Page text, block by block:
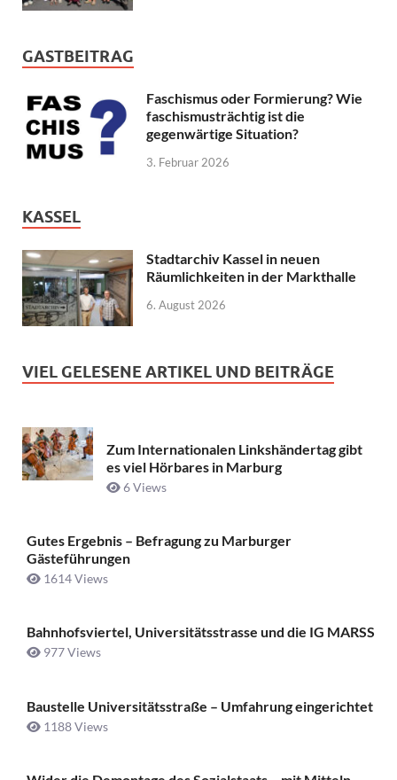
GASTBEITRAG
Faschismus oder Formierung? Wie
faschismusträchtig ist die
gegenwärtige Situation?
3. Februar 2026
KASSEL
Stadtarchiv Kassel in neuen
Räumlichkeiten in der Markthalle
6. August 2026
VIEL GELESENE ARTIKEL UND BEITRÄGE
Zum Internationalen Linkshändertag gibt
es viel Hörbares in Marburg
6 Views
Gutes Ergebnis – Befragung zu Marburger
Gästeführungen
1614 Views
Bahnhofsviertel, Universitätsstrasse und die IG MARSS
977 Views
Baustelle Universitätsstraße ­– Umfahrung eingerichtet
1188 Views